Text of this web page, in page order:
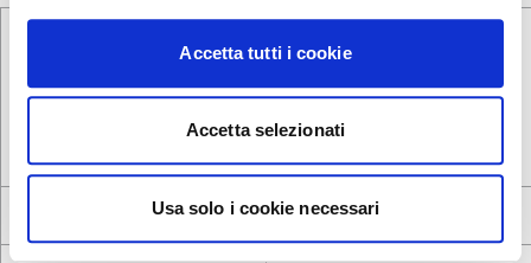
Accetta tutti i cookie
Accetta selezionati
Usa solo i cookie necessari
LINKEDIN FACEBOOK
STORE LOCATOR CONTRACT